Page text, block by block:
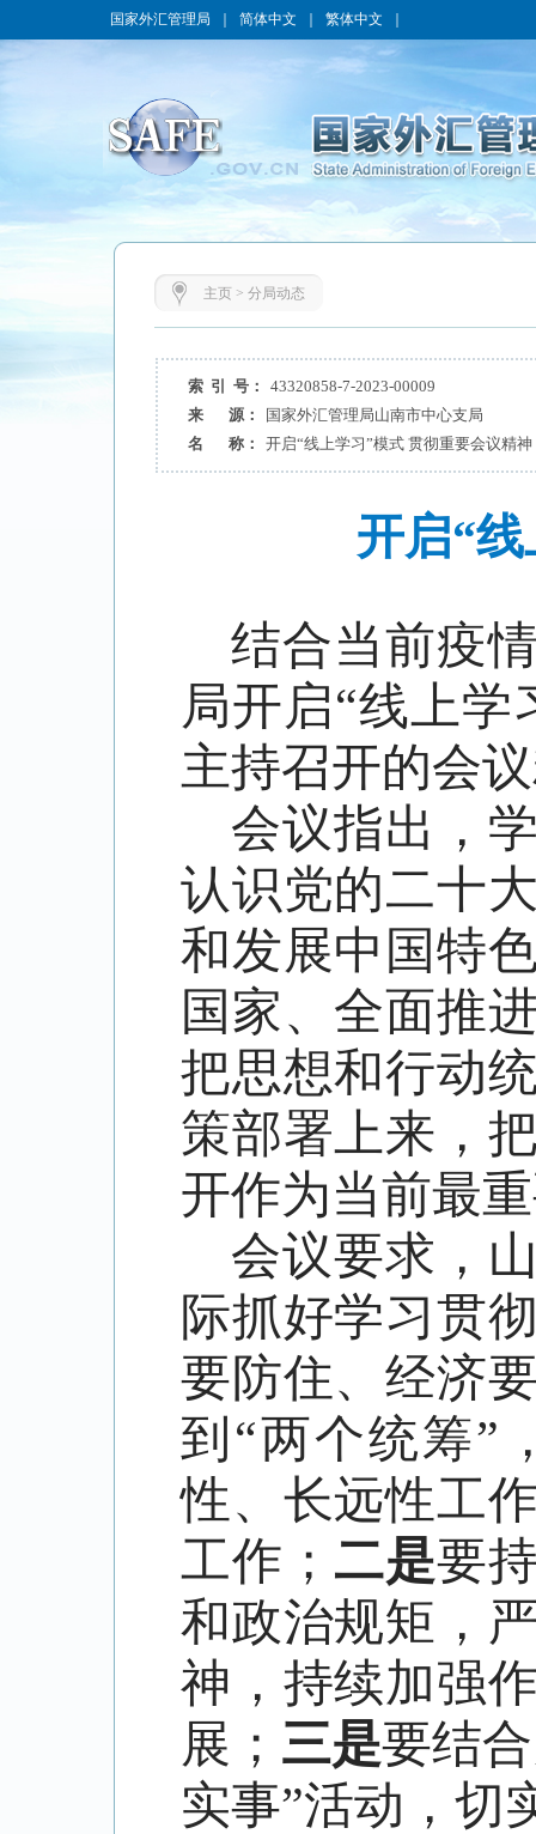
国家外汇管理局 简体中文 繁体中文
主页> 分局动态
索 引 号：
43320858-7-2023-00009
来 源：
国家外汇管理局山南市中心支局
名 称：
开启“线上学习”模式 贯彻重要会议精神
开启“
结合当前疫
局开启“线上学
主持召开的会
会议指出，
认识党的二十
和发展中国特
国家、全面推
把思想和行动
策部署上来，
开作为当前最
会议要求，
际抓好学习贯
要防住、经济
到 “两个统筹”
性、长远性工
工作； 二是要
和政治规矩，
神，持续加强
展； 三是要结
实事”活动，切